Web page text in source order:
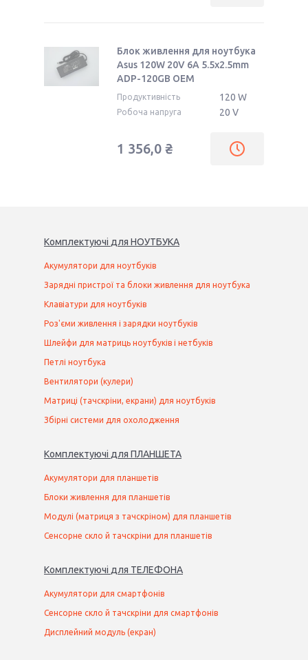
Блок живлення для ноутбука
Asus 120W 20V 6A 5.5x2.5mm
ADP-120GB OEM
Продуктивність 120 W
Робоча напруга 20 V
1 356,0 ₴
Комплектуючі для НОУТБУКА
Акумулятори для ноутбуків
Зарядні пристрої та блоки живлення для ноутбука
Клавіатури для ноутбуків
Роз'єми живлення і зарядки ноутбуків
Шлейфи для матриць ноутбуків і нетбуків
Петлі ноутбука
Вентилятори (кулери)
Матриці (тачскріни, екрани) для ноутбуків
Збірні системи для охолодження
Комплектуючі для ПЛАНШЕТА
Акумулятори для планшетів
Блоки живлення для планшетів
Модулі (матриця з тачскріном) для планшетів
Сенсорне скло й тачскріни для планшетів
Комплектуючі для ТЕЛЕФОНА
Акумулятори для смартфонів
Сенсорне скло й тачскріни для смартфонів
Дисплейний модуль (екран)